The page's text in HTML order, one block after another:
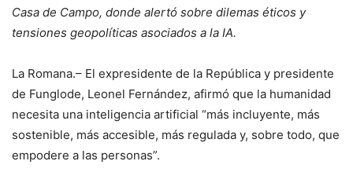
Casa de Campo, donde alertó sobre dilemas éticos y
tensiones geopolíticas asociados a la IA.
La Romana.– El expresidente de la República y presidente
de Funglode, Leonel Fernández, afirmó que la humanidad
necesita una inteligencia artificial “más incluyente, más
sostenible, más accesible, más regulada y, sobre todo, que
empodere a las personas”.